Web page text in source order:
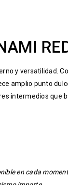
y versatilidad.
amplio punto
intermedios que
en cada